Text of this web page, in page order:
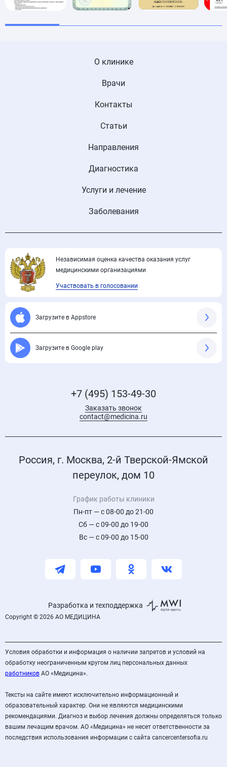
Независимая оценка качества оказания услуг
медицинскими организациями
Участвовать в голосовании
Загрузите в Appstore
Загрузите в Google play
О клинике
Врачи
Контакты
Статьи
Направления
Диагностика
Услуги и лечение
Заболевания
+7 (495) 153-49-30
Заказать звонок
contact@medicina.ru
Россия, г. Москва, 2-й Тверской-Ямской
переулок, дом 10
График работы клиники
Пн-пт — с 08-00 до 21-00
Сб — с 09-00 до 19-00
Вс — с 09-00 до 15-00
Разработка и техподдержка
Copyright © 2026 АО МЕДИЦИНА
Условия обработки и информация о наличии запретов и условий на
обработку неограниченным кругом лиц персональных данных
работников АО «Медицина».
Тексты на сайте имеют исключительно информационный и
образовательный характер. Они не являются медицинскими
рекомендациями. Диагноз и выбор лечения должны определяться только
вашим лечащим врачом. АО «Медицина» не несет ответственности за
последствия использования информации с сайта cancercentersofia.ru